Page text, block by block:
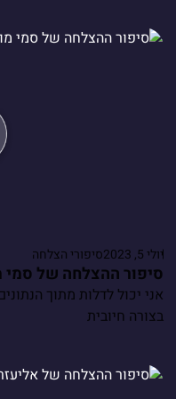
יולי 5, 2023 סיפורי הצלחה
סיפור ההצלחה של סמי
אני יכול לדלות מתוך
בצורה חיובית